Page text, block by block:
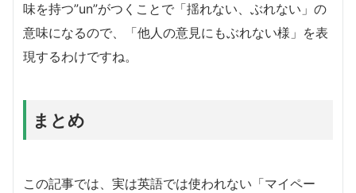
味を持つ”un”がつくことで「揺れない、ぶれない」の
意味になるので、「他人の意見にもぶれない様」を表
現するわけですね。
まとめ
この記事では、実は英語では使われない「マイペー